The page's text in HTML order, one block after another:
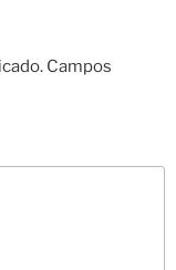
Campos